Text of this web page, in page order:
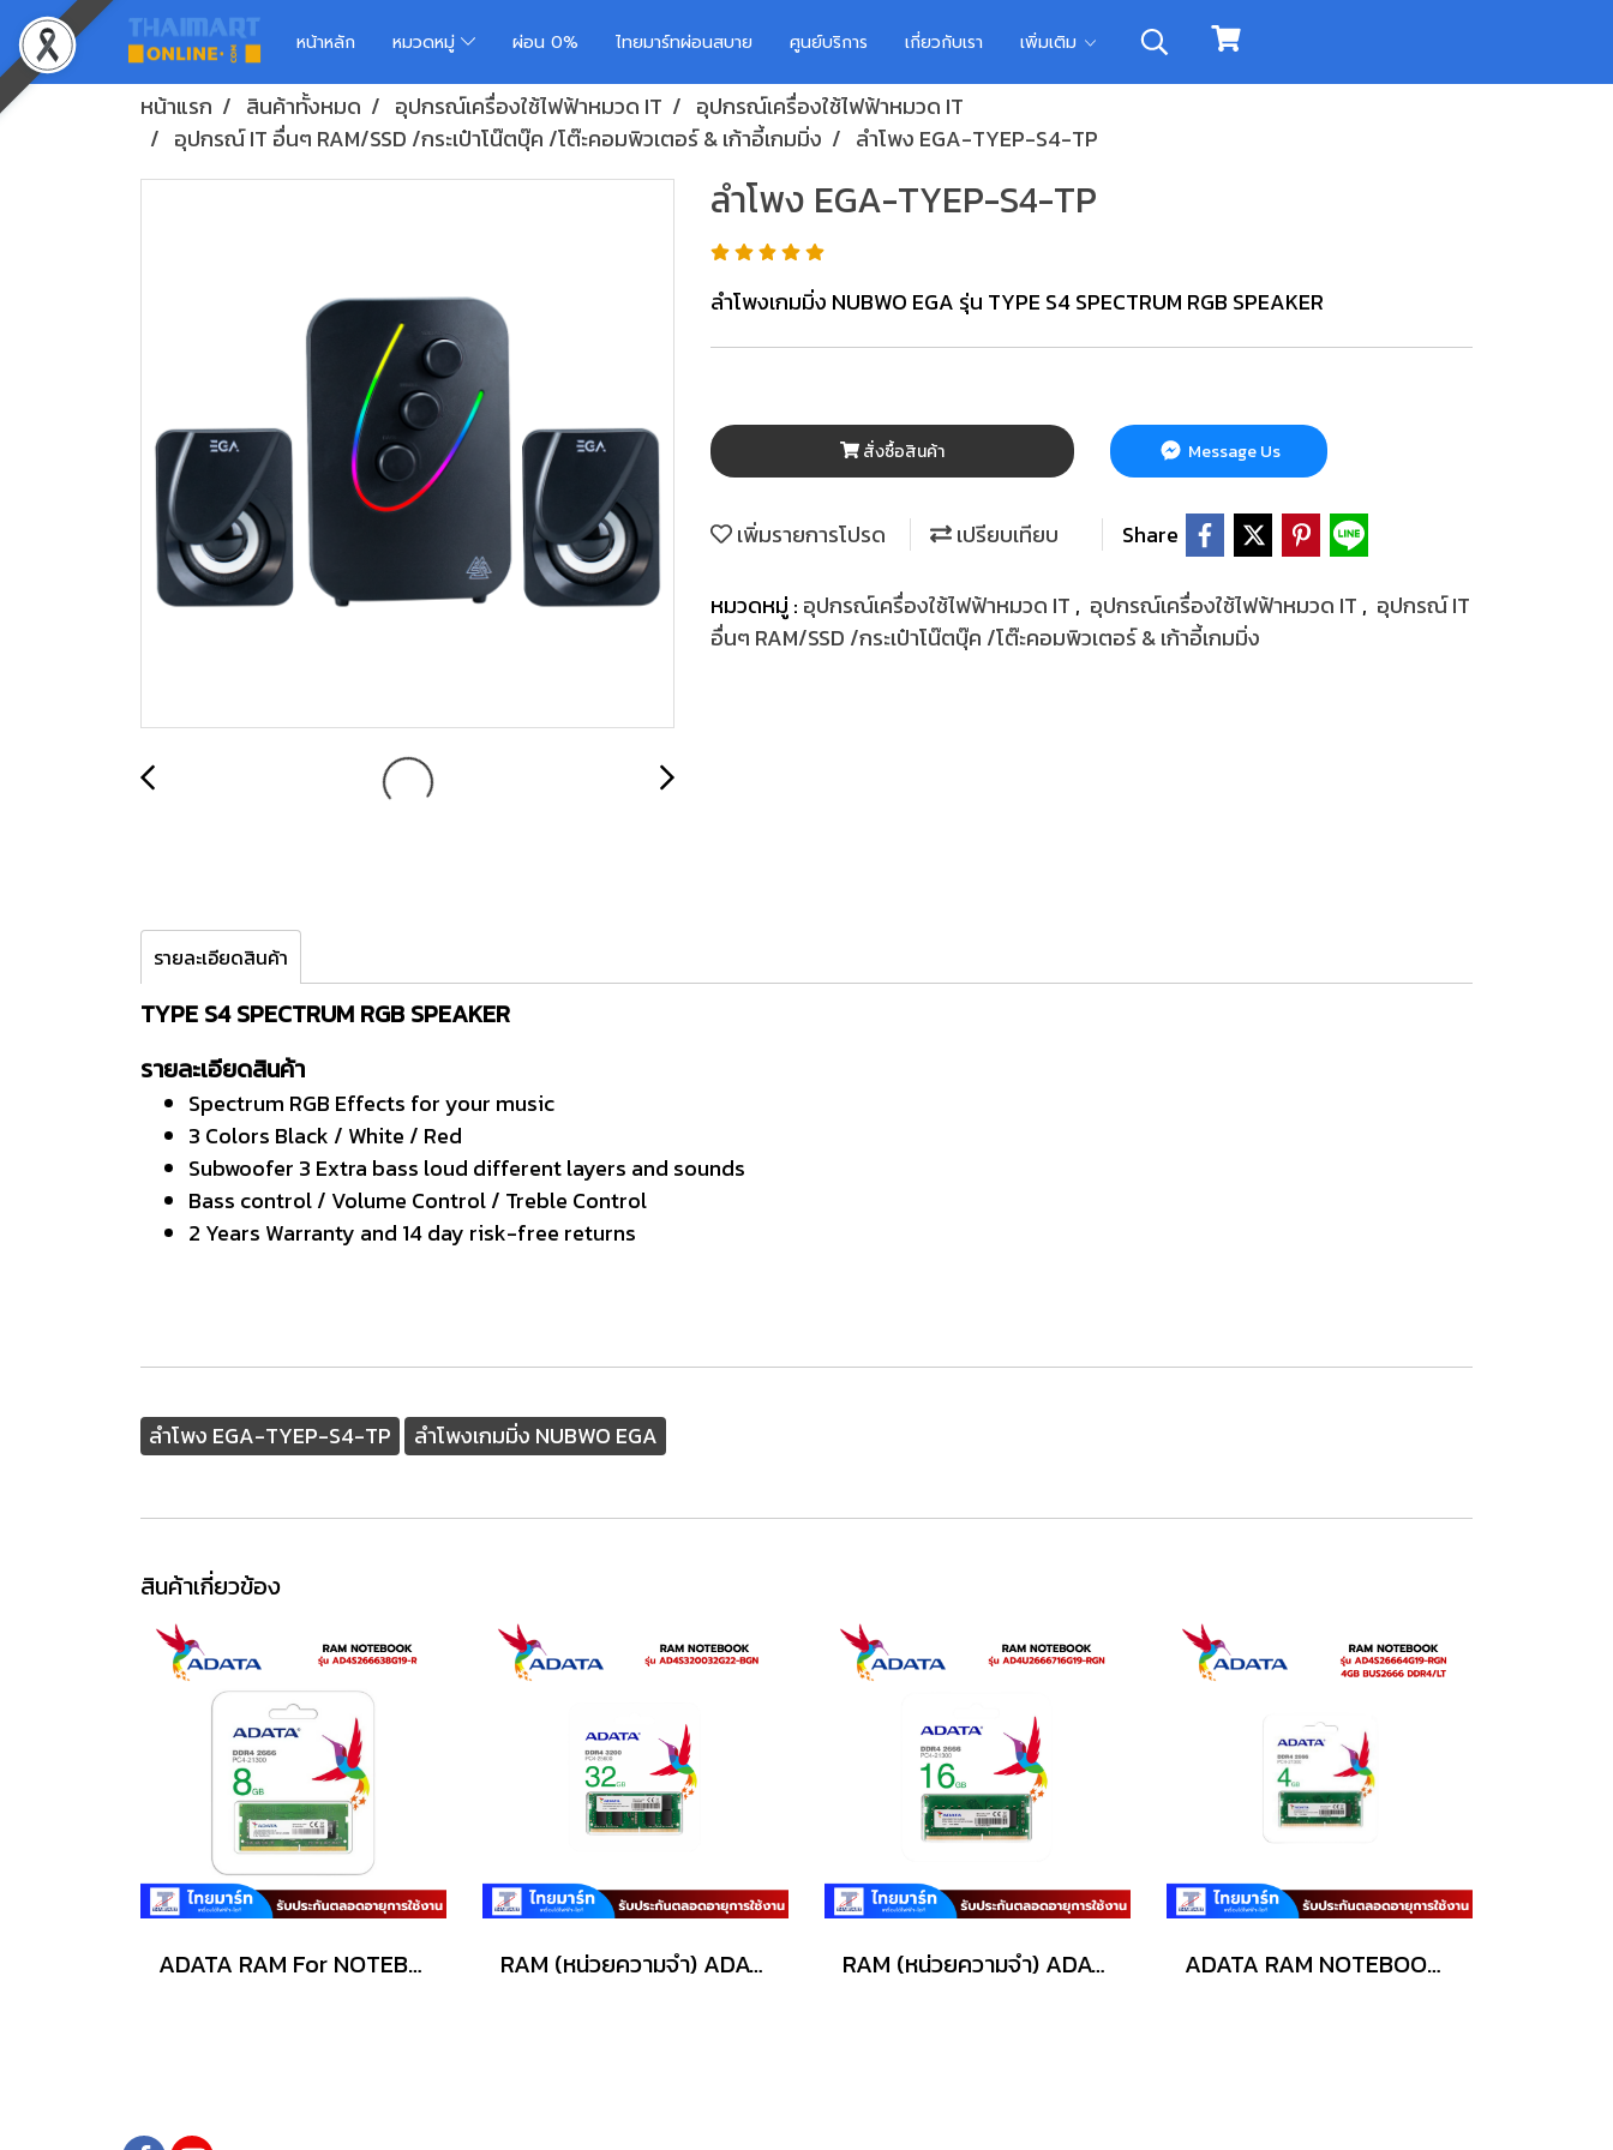
หน้าหลัก หมวดหมู่ ผ่อน 0% ไทยมาร์ทผ่อนสบาย ศูนย์บริการ เกี่ยวกับเรา เพิ่มเติม
หน้าแรก สินค้าทั้งหมด อุปกรณ์เครื่องใช้ไฟฟ้าหมวด IT
อุปกรณ์เครื่องใช้ไฟฟ้าหมวด IT
อุปกรณ์ IT อื่นๆ RAM/SSD /กระเป๋าโน๊ตบุ๊ค /โต๊ะคอมพิวเตอร์ & เก้าอี้เกมมิ่ง
ลำโพง EGA-TYEP-S4-TP
ลำโพง EGA-TYEP-S4-TP
ลำโพงเกมมิ่ง NUBWO EGA รุ่น TYPE S4 SPECTRUM RGB SPEAKER
สั่งซื้อสินค้า Message Us
เพิ่มรายการโปรด เปรียบเทียบ Share
หมวดหมู่ : อุปกรณ์เครื่องใช้ไฟฟ้าหมวด IT , อุปกรณ์เครื่องใช้ไฟฟ้าหมวด IT , อุปกรณ์ IT
อื่นๆ RAM/SSD /กระเป๋าโน๊ตบุ๊ค /โต๊ะคอมพิวเตอร์ & เก้าอี้เกมมิ่ง
รายละเอียดสินค้า
TYPE S4 SPECTRUM RGB SPEAKER
รายละเอียดสินค้า
Spectrum RGB Effects for your music
3 Colors Black / White / Red
Subwoofer 3 Extra bass loud different layers and sounds
Bass control / Volume Control / Treble Control
2 Years Warranty and 14 day risk-free returns
ลำโพง EGA-TYEP-S4-TP ลำโพงเกมมิ่ง NUBWO EGA
สินค้าเกี่ยวข้อง
ADATA RAM For NOTEBOOK(แรมโน้ตบุ๊ค) รุ่น (AD4S266638G19-R) SODIMM DDR4-8GB/Buss 2666MHz RAM (หน่วยความจำ) ADATA AD4S320032G22-BGN 32GB DDR4-3200/PC4-25600 SODIMM RAM (หน่วยความจำ) ADATA PREMIER (AD4U2666716G19-RGN) 16GB (16GBx1) DDR4 2666MHz ADATA RAM NOTEBOOK AD4S26664G19-RGN 4GB BUS2666 DDR4/LT